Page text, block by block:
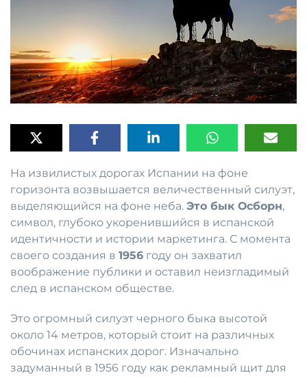
На извилистых дорогах Испании на фоне
горизонта возвышается величественный силуэт,
выделяющийся на фоне неба. Это бык Осборн,
символ, глубоко укоренившийся в испанской
идентичности и истории маркетинга. С момента
своего создания в 1956 году он захватил
воображение публики и оставил неизгладимый
след в испанском обществе.
Это огромный силуэт черного быка высотой
около 14 метров, который стоит на различных
обочинах испанских дорог. Изначально
задуманный в 1956 году как рекламный щит для